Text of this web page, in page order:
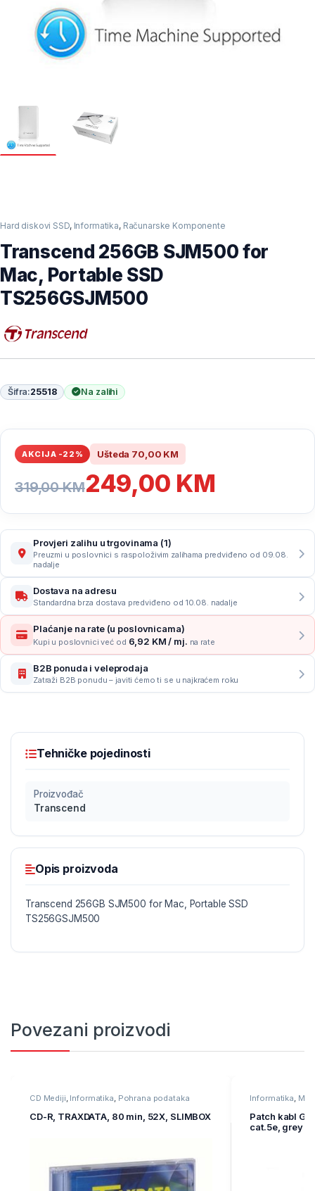
Hard diskovi SSD, Informatika, Računarske Komponente
Transcend 256GB SJM500 for
Mac, Portable SSD
TS256GSJM500
Šifra:25518 Na zalihi
AKCIJA -22% Ušteda 70,00 KM
319,00KM249,00 KM
Provjeri zalihu u trgovinama (1)
Preuzmi u poslovnici s raspoloživim zalihama predviđeno od 09.08.
nadalje
Dostava na adresu
Standardna brza dostava predviđeno od 10.08. nadalje
Plaćanje na rate (u poslovnicama)
Kupi u poslovnici već od 6,92 KM / mj. na rate
B2B ponuda i veleprodaja
Zatraži B2B ponudu – javiti ćemo ti se u najkraćem roku
Tehničke pojedinosti
Proizvođač
Transcend
Opis proizvoda
Transcend 256GB SJM500 for Mac, Portable SSD
TS256GSJM500
Povezani proizvodi
CD Mediji, Informatika, Pohrana podataka
CD-R, TRAXDATA, 80 min, 52X, SLIMBOX
Informatika,
Patch kabl
cat.5e, grey